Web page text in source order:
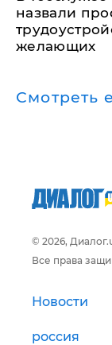
назвали
желающих
Смотреть
© 2026,
Все права
Новости
россия